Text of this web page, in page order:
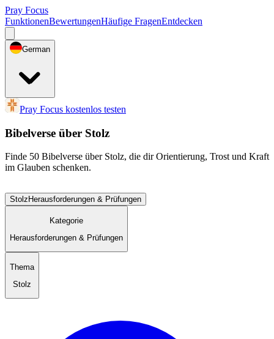
Pray Focus
FunktionenBewertungenHäufige FragenEntdecken
German
Pray Focus kostenlos testen
Bibelverse über Stolz
Finde 50 Bibelverse über Stolz, die dir Orientierung, Trost und Kraft
im Glauben schenken.
Stolz Herausforderungen & Prüfungen
Kategorie
Herausforderungen & Prüfungen
Thema
Stolz